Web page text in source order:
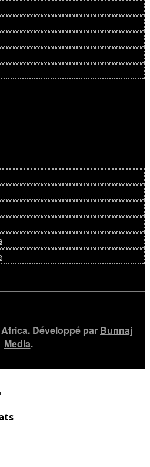
Développé par Bunnaj
Media.